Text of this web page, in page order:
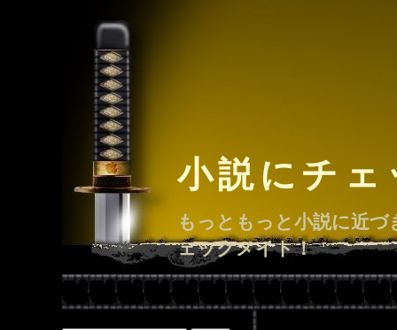
小説にチ
もっともっと小説に近
ェックメイト！